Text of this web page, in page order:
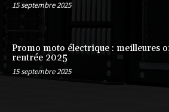
15 septembre 2025
Promo moto électrique : meilleures
rentrée 2025
15 septembre 2025